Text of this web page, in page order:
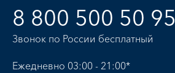
8 800 500 50 95
Звонок по России бесплатный
Ежедневно 03:00 - 21:00*